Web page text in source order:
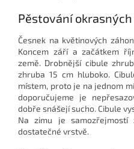
Pěstování okrasných
Česnek na květinových
Koncem září a začátkem
země. Drobnější cibule
zhruba 15 cm hluboko.
místem, proto je na jednom
doporučujeme je
dobře snášejí sucho. Cibule
Na zimu je
dostatečné vrstvě.